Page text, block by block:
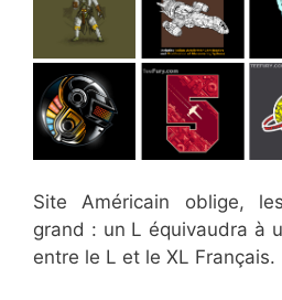
Site Américain oblige,
grand : un L équivaudra à
entre le L et le XL Français.